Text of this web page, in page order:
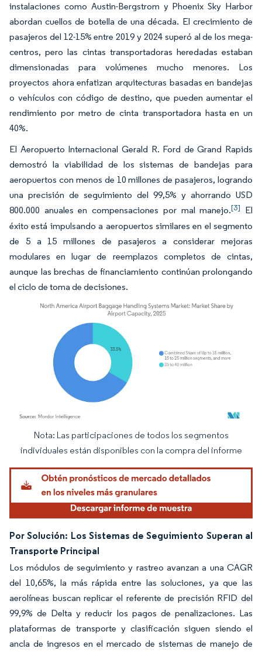
instalaciones como Austin-Bergstrom y Phoenix Sky Harbor
abordan cuellos de botella de una década. El crecimiento de
pasajeros del 12-15% entre 2019 y 2024 superó al de los mega-
centros, pero las cintas transportadoras heredadas estaban
dimensionadas para volúmenes mucho menores. Los
proyectos ahora enfatizan arquitecturas basadas en bandejas
o vehículos con código de destino, que pueden aumentar el
rendimiento por metro de cinta transportadora hasta en un
40%.
El Aeropuerto Internacional Gerald R. Ford de Grand Rapids
demostró la viabilidad de los sistemas de bandejas para
aeropuertos con menos de 10 millones de pasajeros, logrando
una precisión de seguimiento del 99,5% y ahorrando USD
800.000 anuales en compensaciones por mal manejo.[3] El
éxito está impulsando a aeropuertos similares en el segmento
de 5 a 15 millones de pasajeros a considerar mejoras
modulares en lugar de reemplazos completos de cintas,
aunque las brechas de financiamiento continúan prolongando
el ciclo de toma de decisiones.
Imagen © Mordor Intelligence. El uso requiere atribución según CC BY 4.0.
Nota: Las participaciones de todos los segmentos
individuales están disponibles con la compra del informe
Por Solución: Los Sistemas de Seguimiento Superan al
Transporte Principal
Los módulos de seguimiento y rastreo avanzan a una CAGR
del 10,65%, la más rápida entre las soluciones, ya que las
aerolíneas buscan replicar el referente de precisión RFID del
99,9% de Delta y reducir los pagos de penalizaciones. Las
plataformas de transporte y clasificación siguen siendo el
ancla de ingresos en el mercado de sistemas de manejo de